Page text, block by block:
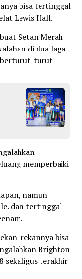
bisa tertinggal
Lewis Hall.
Setan Merah
di dua laga
berturut-turut
memperbaiki
namun
dan tertinggal
rekannya bisa
Brighton
sekaligus terakhir